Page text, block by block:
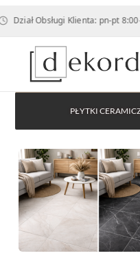
Klienta: pn-pt 8:00-17:00,
PŁYTKI